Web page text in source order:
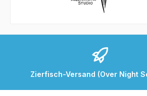
Zierfisch-Versand (Over Night